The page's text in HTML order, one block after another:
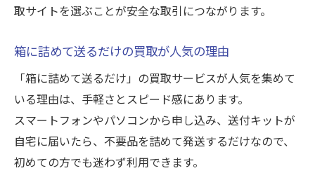
取サイトを選ぶことが安全な取引につながります。
箱に詰めて送るだけの買取が人気の理由
「箱に詰めて送るだけ」の買取サービスが人気を集めて
いる理由は、手軽さとスピード感にあります。
スマートフォンやパソコンから申し込み、送付キットが
自宅に届いたら、不要品を詰めて発送するだけなので、
初めての方でも迷わず利用できます。